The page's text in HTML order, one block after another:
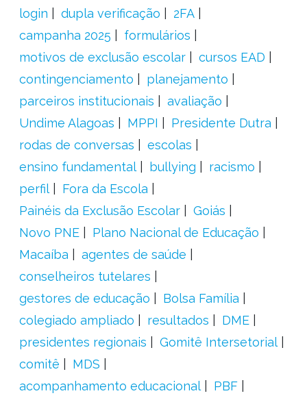
login
dupla verificação
2FA
campanha 2025
formulários
motivos de exclusão escolar
cursos EAD
contingenciamento
planejamento
parceiros institucionais
avaliação
Undime Alagoas
MPPI
Presidente Dutra
rodas de conversas
escolas
ensino fundamental
bullying
racismo
perfil
Fora da Escola
Painéis da Exclusão Escolar
Goiás
Novo PNE
Plano Nacional de Educação
Macaíba
agentes de saúde
conselheiros tutelares
gestores de educação
Bolsa Família
colegiado ampliado
resultados
DME
presidentes regionais
Gomitê Intersetorial
comitê
MDS
acompanhamento educacional
PBF